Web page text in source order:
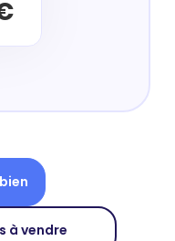
à vendre